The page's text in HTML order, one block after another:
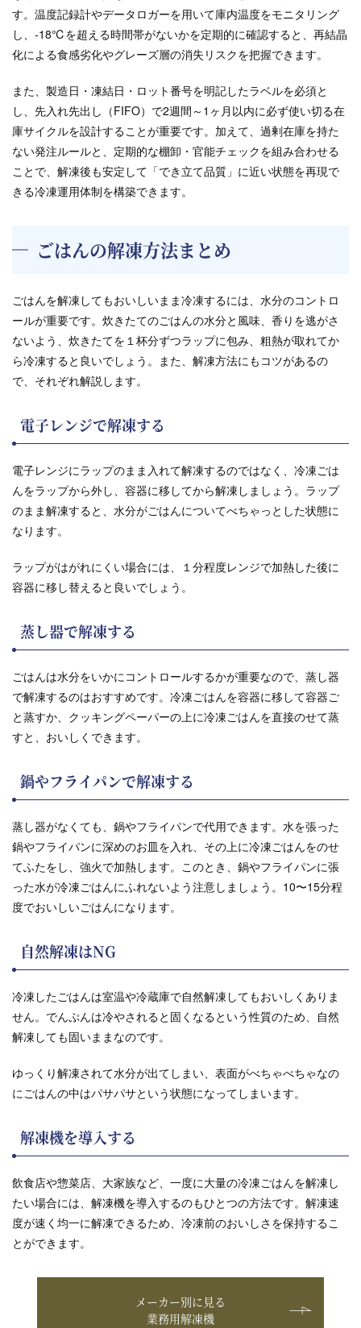
す。温度記録計やデータロガーを用いて庫内温度をモニタリング
し、-18℃を超える時間帯がないかを定期的に確認すると、再結晶
化による食感劣化やグレーズ層の消失リスクを把握できます。
また、製造日・凍結日・ロット番号を明記したラベルを必須と
し、先入れ先出し（FIFO）で2週間～1ヶ月以内に必ず使い切る在
庫サイクルを設計することが重要です。加えて、過剰在庫を持た
ない発注ルールと、定期的な棚卸・官能チェックを組み合わせる
ことで、解凍後も安定して「でき立て品質」に近い状態を再現で
きる冷凍運用体制を構築できます。
ごはんの解凍方法まとめ
ごはんを解凍してもおいしいまま冷凍するには、水分のコントロ
ールが重要です。炊きたてのごはんの水分と風味、香りを逃がさ
ないよう、炊きたてを１杯分ずつラップに包み、粗熱が取れてか
ら冷凍すると良いでしょう。また、解凍方法にもコツがあるの
で、それぞれ解説します。
電子レンジで解凍する
電子レンジにラップのまま入れて解凍するのではなく、冷凍ごは
んをラップから外し、容器に移してから解凍しましょう。ラップ
のまま解凍すると、水分がごはんについてべちゃっとした状態に
なります。
ラップがはがれにくい場合には、１分程度レンジで加熱した後に
容器に移し替えると良いでしょう。
蒸し器で解凍する
ごはんは水分をいかにコントロールするかが重要なので、蒸し器
で解凍するのはおすすめです。冷凍ごはんを容器に移して容器ご
と蒸すか、クッキングペーパーの上に冷凍ごはんを直接のせて蒸
すと、おいしくできます。
鍋やフライパンで解凍する
蒸し器がなくても、鍋やフライパンで代用できます。水を張った
鍋やフライパンに深めのお皿を入れ、その上に冷凍ごはんをのせ
てふたをし、強火で加熱します。このとき、鍋やフライパンに張
った水が冷凍ごはんにふれないよう注意しましょう。10〜15分程
度でおいしいごはんになります。
自然解凍はNG
冷凍したごはんは室温や冷蔵庫で自然解凍してもおいしくありま
せん。でんぷんは冷やされると固くなるという性質のため、自然
解凍しても固いままなのです。
ゆっくり解凍されて水分が出てしまい、表面がべちゃべちゃなの
にごはんの中はパサパサという状態になってしまいます。
解凍機を導入する
飲食店や惣菜店、大家族など、一度に大量の冷凍ごはんを解凍し
たい場合には、解凍機を導入するのもひとつの方法です。解凍速
度が速く均一に解凍できるため、冷凍前のおいしさを保持するこ
とができます。
メーカー別に見る
業務用解凍機